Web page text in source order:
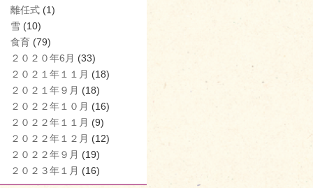
離任式 (1)
雪 (10)
食育 (79)
２０２０年6月 (33)
２０２１年１１月 (18)
２０２１年９月 (18)
２０２２年１０月 (16)
２０２２年１１月 (9)
２０２２年１２月 (12)
２０２２年９月 (19)
２０２３年１月 (16)